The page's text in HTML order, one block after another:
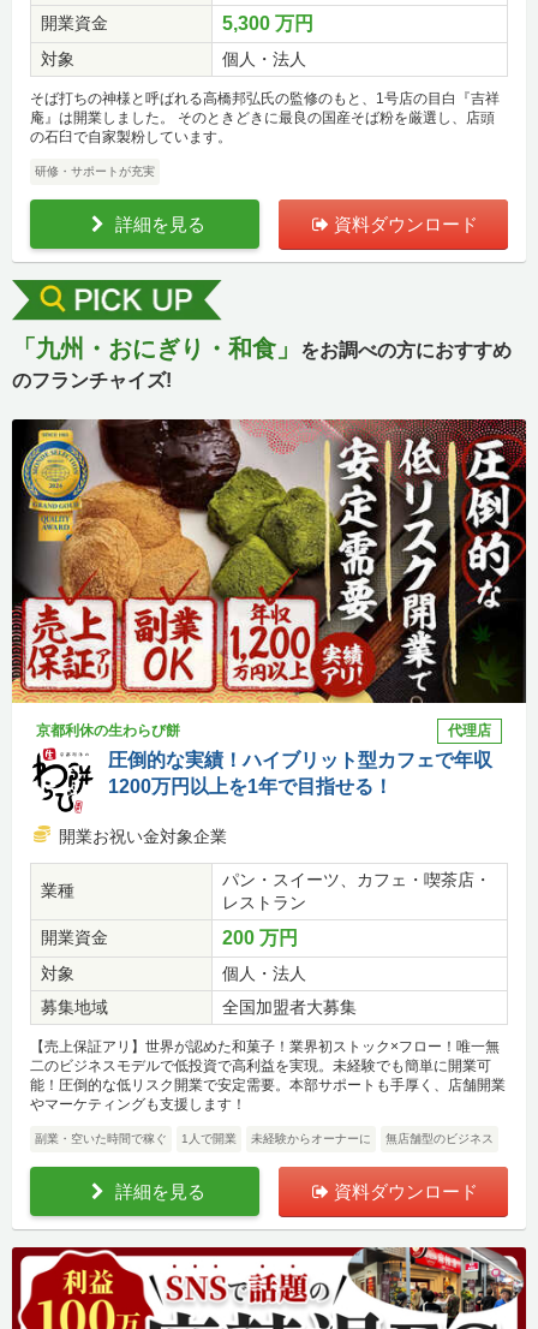
開業資金 5,300 万円
対象 個人・法人
そば打ちの神様と呼ばれる高橋邦弘氏の監修のもと、1号店の目白『吉祥
庵』は開業しました。 そのときどきに最良の国産そば粉を厳選し、店頭
の石臼で自家製粉しています。
研修・サポートが充実
詳細を見る 資料ダウンロード
「九州・おにぎり・和食」
をお調べの方におすすめ
のフランチャイズ!
京都利休の生わらび餅 代理店
圧倒的な実績！ハイブリット型カフェで年収
1200万円以上を1年で目指せる！
開業お祝い金対象企業
業種
パン・スイーツ、カフェ・喫茶店・
レストラン
開業資金
200 万円
対象
個人・法人
募集地域
全国加盟者大募集
【売上保証アリ】世界が認めた和菓子！業界初ストック×フロー！唯一無
二のビジネスモデルで低投資で高利益を実現。未経験でも簡単に開業可
能！圧倒的な低リスク開業で安定需要。本部サポートも手厚く、店舗開業
やマーケティングも支援します！
副業・空いた時間で稼ぐ 1人で開業 未経験からオーナーに 無店舗型のビジネス
詳細を見る 資料ダウンロード